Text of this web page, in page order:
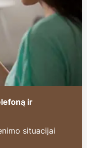
ir
situacijai